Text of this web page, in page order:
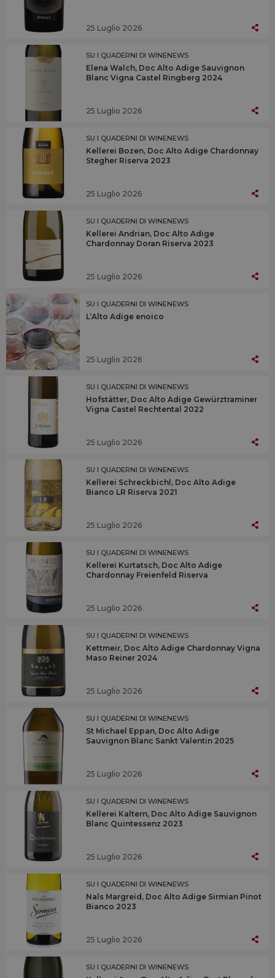
25 Luglio 2026
SU I QUADERNI DI WINENEWS
Elena Walch, Doc Alto Adige Sauvignon
Blanc Vigna Castel Ringberg 2024
25 Luglio 2026
SU I QUADERNI DI WINENEWS
Kellerei Bozen, Doc Alto Adige Chardonnay
Stegher Riserva 2023
25 Luglio 2026
SU I QUADERNI DI WINENEWS
Kellerei Andrian, Doc Alto Adige
Chardonnay Doran Riserva 2023
25 Luglio 2026
SU I QUADERNI DI WINENEWS
L’Alto Adige enoico
25 Luglio 2026
SU I QUADERNI DI WINENEWS
Hofstätter, Doc Alto Adige Gewürztraminer
Vigna Castel Rechtental 2022
25 Luglio 2026
SU I QUADERNI DI WINENEWS
Kellerei Schreckbichl, Doc Alto Adige
Bianco LR Riserva 2021
25 Luglio 2026
SU I QUADERNI DI WINENEWS
Kellerei Kurtatsch, Doc Alto Adige
Chardonnay Freienfeld Riserva
25 Luglio 2026
SU I QUADERNI DI WINENEWS
Kettmeir, Doc Alto Adige Chardonnay Vigna
Maso Reiner 2024
25 Luglio 2026
SU I QUADERNI DI WINENEWS
St Michael Eppan, Doc Alto Adige
Sauvignon Blanc Sankt Valentin 2025
25 Luglio 2026
SU I QUADERNI DI WINENEWS
Kellerei Kaltern, Doc Alto Adige Sauvignon
Blanc Quintessenz 2023
25 Luglio 2026
SU I QUADERNI DI WINENEWS
Nals Margreid, Doc Alto Adige Sirmian Pinot
Bianco 2023
25 Luglio 2026
SU I QUADERNI DI WINENEWS